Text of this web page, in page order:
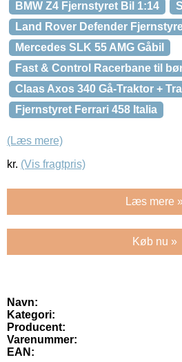
BMW Z4 Fjernstyret Bil 1:14
Land Rover Defender
Mercedes SLK 55 AMG Gåbil
Fast & Control Racerbane til
Claas Axos 340 Gå-Traktor +
Fjernstyret Ferrari 458 Italia
(Læs mere)
kr. (Vis fragtpris)
Læs mere
Køb nu »
Navn:
Kategori:
Producent:
Varenummer:
EAN: